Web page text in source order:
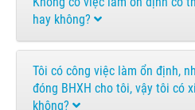
hay không?
Tôi có công việc làm ổn định,
đóng BHXH cho tôi, vậy tôi có
không?